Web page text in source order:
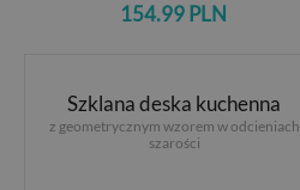
154.99 PLN
Szklana deska kuchenna
z geometrycznym wzorem w odcieniach
szarości